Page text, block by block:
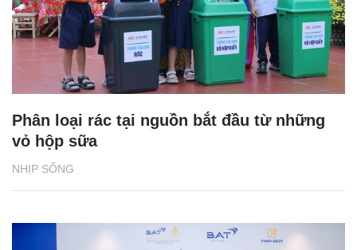
NHỊP SỐNG
Phân loại rác tại nguồn bắt đầu từ những
vỏ hộp sữa